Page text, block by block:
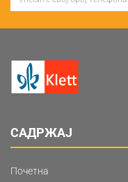
САДРЖАЈ
Почетна